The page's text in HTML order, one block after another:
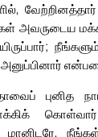
அவருடைய
புனித
மானிடரே,